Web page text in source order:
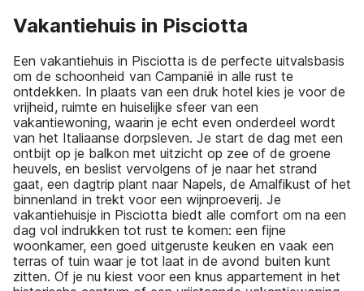
Vakantiehuis in Pisciotta
Een vakantiehuis in Pisciotta is de perfecte uitvalsbasis
om de schoonheid van Campanië in alle rust te
ontdekken. In plaats van een druk hotel kies je voor de
vrijheid, ruimte en huiselijke sfeer van een
vakantiewoning, waarin je echt even onderdeel wordt
van het Italiaanse dorpsleven. Je start de dag met een
ontbijt op je balkon met uitzicht op zee of de groene
heuvels, en beslist vervolgens of je naar het strand
gaat, een dagtrip plant naar Napels, de Amalfikust of het
binnenland in trekt voor een wijnproeverij. Je
vakantiehuisje in Pisciotta biedt alle comfort om na een
dag vol indrukken tot rust te komen: een fijne
woonkamer, een goed uitgeruste keuken en vaak een
terras of tuin waar je tot laat in de avond buiten kunt
zitten. Of je nu kiest voor een knus appartement in het